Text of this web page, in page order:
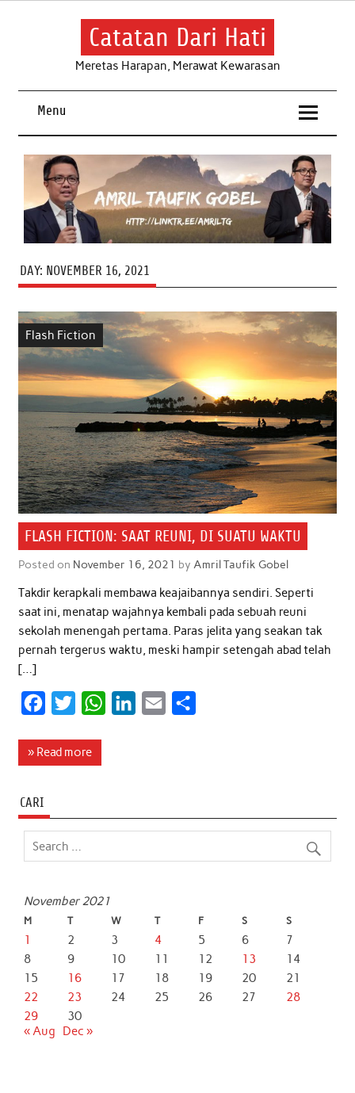
Skip
Catatan Dari Hati
Meretas Harapan, Merawat Kewarasan
Menu
DAY: NOVEMBER 16, 2021
Flash Fiction
FLASH FICTION: SAAT REUNI, DI SUATU WAKTU
Posted on November 16, 2021 by Amril Taufik Gobel
Takdir kerapkali membawa keajaibannya sendiri. Seperti
saat ini, menatap wajahnya kembali pada sebuah reuni
sekolah menengah pertama. Paras jelita yang seakan tak
pernah tergerus waktu, meski hampir setengah abad telah
[…]
c
o
o
i
e
W
A
d
» Read more
CARI
November 2021
M T W T F S S
1 2 3 4 5 6
7
8
9 10 11 12 13
14
15
16 17 18 19 20
21
22
23 24 25 26 27
28
29
30
« Aug
Dec »